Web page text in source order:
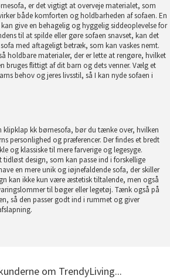
er det vigtigt at overveje materialet, som
både komforten og holdbarheden af sofaen. En
give en behagelig og hyggelig siddeoplevelse for
til at spilde eller gøre sofaen snavset, kan det
med aftageligt betræk, som kan vaskes nemt.
holdbare materialer, der er lette at rengøre, hvilket
bruges flittigt af dit barn og dets venner. Vælg et
behov og jeres livsstil, så I kan nyde sofaen i
klipklap kk børnesofa, bør du tænke over, hvilken
personlighed og præferencer. Der findes et bredt
og klassiske til mere farverige og legesyge.
design, som kan passe ind i forskellige
en mere unik og iøjnefaldende sofa, der skiller
kan ikke kun være æstetisk tiltalende, men også
til bøger eller legetøj. Tænk også på
så den passer godt ind i rummet og giver
om TrendyLiving...